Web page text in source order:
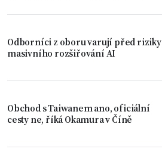
Odborníci z oboru varují před riziky
masivního rozšiřování AI
Obchod s Taiwanem ano, oficiální
cesty ne, říká Okamura v Číně